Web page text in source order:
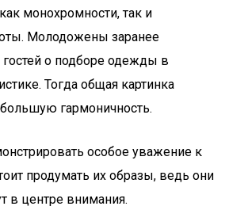
монохромности, так и
Молодожены заранее
о подборе одежды в
Тогда общая картинка
гармоничность.
особое уважение к
продумать их образы, ведь они
в центре внимания.